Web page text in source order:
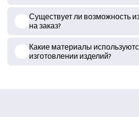
Существует ли возможность
на заказ?
Какие материалы
изготовлении изделий?